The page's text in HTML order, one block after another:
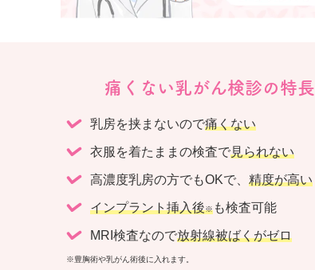
痛くない乳がん検診の特長
乳房を挟まないので痛くない
衣服を着たままの検査で見られない
高濃度乳房の方でもOKで、 精度が高い
インプラント挿入後※ も検査可能
MRI検査なので放射線被ばくがゼロ
※豊胸術や乳がん術後に入れます。